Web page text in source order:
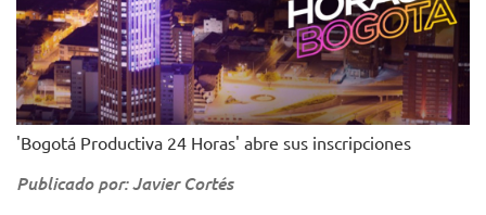
'Bogotá Productiva 24 Horas' abre sus inscripciones
Publicado por: Javier Cortés